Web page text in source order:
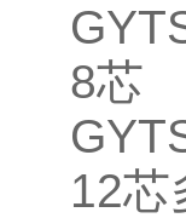
8芯
12芯